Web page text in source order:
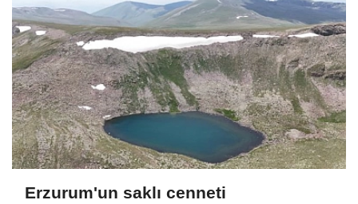
Erzurum'un saklı cenneti